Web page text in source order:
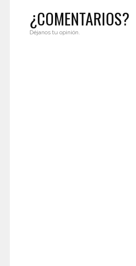
¿COMENTARIOS?
Déjanos tu opinión.